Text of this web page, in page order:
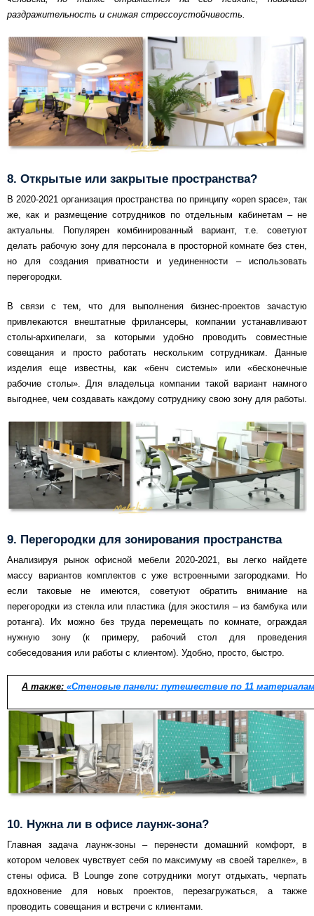
раздражительность и снижая стрессоустойчивость.
8. Открытые или закрытые пространства?
В 2020-2021 организация пространства по принципу «open space», так
же, как и размещение сотрудников по отдельным кабинетам – не
актуальны. Популярен комбинированный вариант, т.е. советуют
делать рабочую зону для персонала в просторной комнате без стен,
но для создания приватности и уединенности – использовать
перегородки.
В связи с тем, что для выполнения бизнес-проектов зачастую
привлекаются внештатные фрилансеры, компании устанавливают
столы-архипелаги, за которыми удобно проводить совместные
совещания и просто работать нескольким сотрудникам. Данные
изделия еще известны, как «бенч системы» или «бесконечные
рабочие столы». Для владельца компании такой вариант намного
выгоднее, чем создавать каждому сотруднику свою зону для работы.
9. Перегородки для зонирования пространства
Анализируя рынок офисной мебели 2020-2021, вы легко найдете
массу вариантов комплектов с уже встроенными загородками. Но
если таковые не имеются, советуют обратить внимание на
перегородки из стекла или пластика (для экостиля – из бамбука или
ротанга). Их можно без труда перемещать по комнате, ограждая
нужную зону (к примеру, рабочий стол для проведения
собеседования или работы с клиентом). Удобно, просто, быстро.
А также: «Стеновые панели: путешествие по 11
10. Нужна ли в офисе лаунж-зона?
Главная задача лаунж-зоны – перенести домашний комфорт, в
котором человек чувствует себя по максимуму «в своей тарелке», в
стены офиса. В Lounge zone сотрудники могут отдыхать, черпать
вдохновение для новых проектов, перезагружаться, а также
проводить совещания и встречи с клиентами.